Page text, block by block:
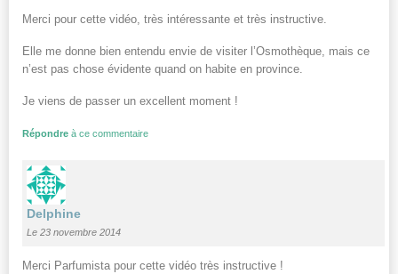
Merci pour cette vidéo, très intéressante et très instructive.
Elle me donne bien entendu envie de visiter l’Osmothèque, mais ce
n’est pas chose évidente quand on habite en province.
Je viens de passer un excellent moment !
Répondre à ce commentaire
Delphine
Le 23 novembre 2014
Merci Parfumista pour cette vidéo très instructive !